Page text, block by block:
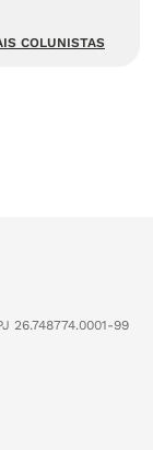
COLUNISTAS
26.748774.0001-99